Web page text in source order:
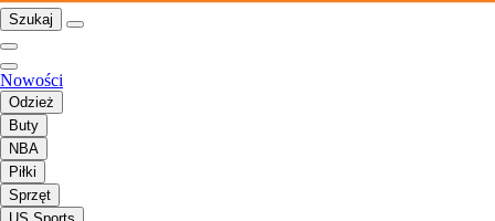
Szukaj
Nowości
Odzież
Buty
NBA
Piłki
Sprzęt